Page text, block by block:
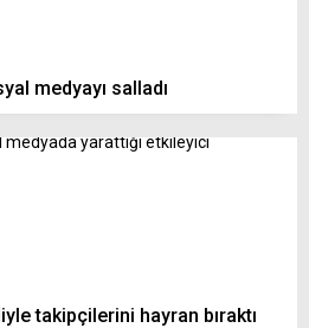
medyayı salladı
takipçilerini hayran bıraktı